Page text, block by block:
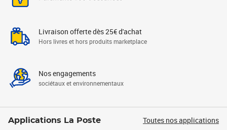
Livraison offerte dès 25€ d'achat
Hors livres et hors produits marketplace
Nos engagements
sociétaux et environnementaux
Applications La Poste Toutes nos applications